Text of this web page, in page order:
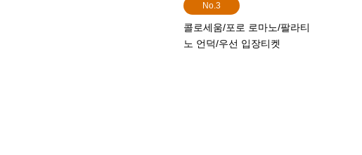
No.3
콜로세움/포로 로마노/팔라티
노 언덕/우선 입장티켓